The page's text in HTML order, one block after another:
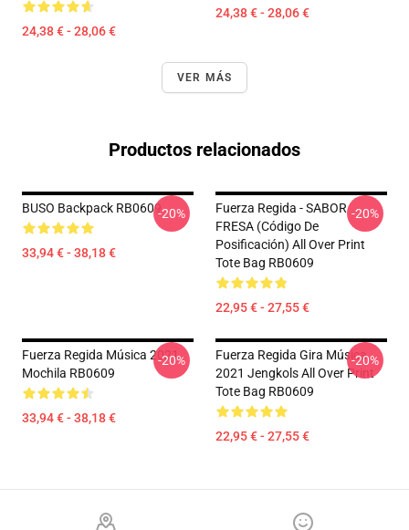
24,38 € - 28,06 €
24,38 € - 28,06 €
VER MÁS
Productos relacionados
BUSO Backpack RB0609
33,94 € - 38,18 €
-20%
Fuerza Regida - SABOR
FRESA (Código De
Posificación) All Over Print
Tote Bag RB0609
22,95 € - 27,55 €
-20%
Fuerza Regida Música 2021
Mochila RB0609
33,94 € - 38,18 €
-20%
Fuerza Regida Gira Música
2021 Jengkols All Over Print
Tote Bag RB0609
22,95 € - 27,55 €
-20%